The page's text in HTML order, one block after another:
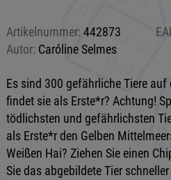
Artikelnummer: 442873
Autor: Caróline Selmes
Es sind 300 gefährliche Tiere auf
findet sie als Erste*r? Achtung!
tödlichsten und gefährlichsten
als Erste*r den Gelben
Weißen Hai? Ziehen Sie einen
Sie das abgebildete Tier